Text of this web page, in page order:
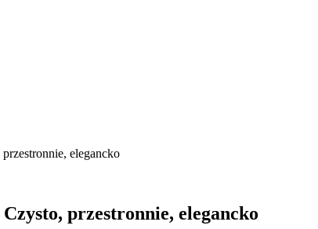
elegancko
przestronnie, elegancko